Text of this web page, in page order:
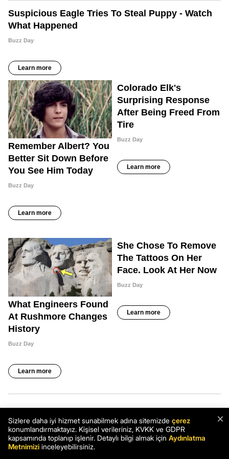
×
Sizlere daha iyi hizmet sunabilmek adına sitemizde çerez
konumlandırmaktayız. Kişisel verileriniz, KVKK ve GDPR
kapsamında toplanıp işlenir. Detaylı bilgi almak için Aydınlatma
Metnimizi inceleyebilirsiniz.